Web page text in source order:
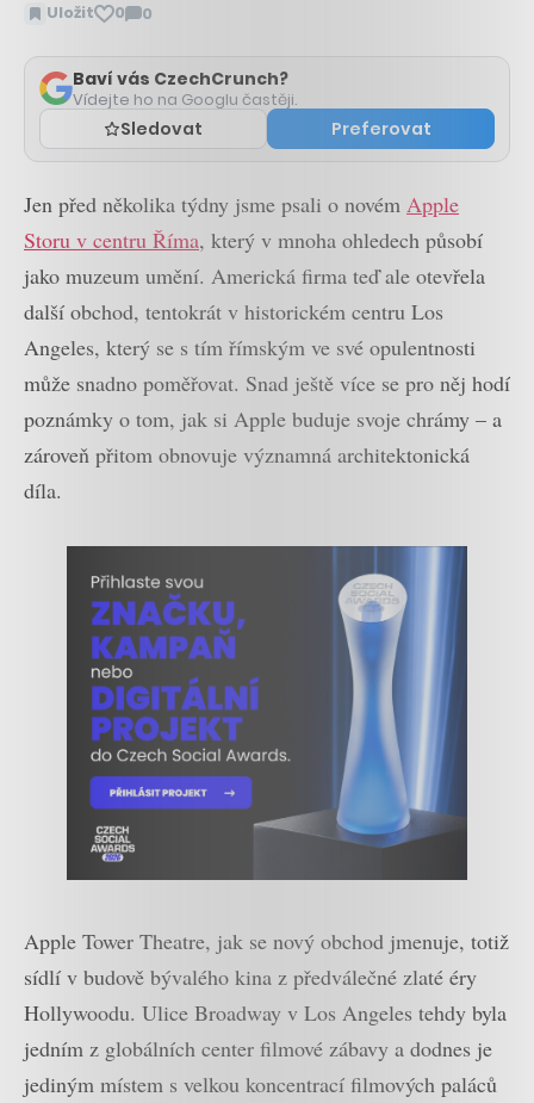
Uložit 0 0
Zobrazit
Baví vás CzechCrunch?
Vídejte ho na Googlu častěji.
Sledovat Preferovat
Jen před několika týdny jsme psali o novém Apple
Storu v centru Říma, který v mnoha ohledech působí
jako muzeum umění. Americká firma teď ale otevřela
další obchod, tentokrát v historickém centru Los
Angeles, který se s tím římským ve své opulentnosti
může snadno poměřovat. Snad ještě více se pro něj hodí
poznámky o tom, jak si Apple buduje svoje chrámy – a
zároveň přitom obnovuje významná architektonická
díla.
Apple Tower Theatre, jak se nový obchod jmenuje, totiž
sídlí v budově bývalého kina z předválečné zlaté éry
Hollywoodu. Ulice Broadway v Los Angeles tehdy byla
jedním z globálních center filmové zábavy a dodnes je
jediným místem s velkou koncentrací filmových paláců